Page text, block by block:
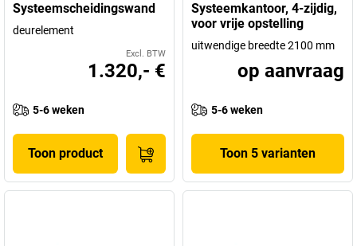
Systeemscheidingswand
deurelement
Excl. BTW
1.320,- €
5-6 weken
Toon product
Systeemkantoor, 4-zijdig,
voor vrije opstelling
uitwendige breedte 2100 mm
op aanvraag
5-6 weken
Toon 5 varianten